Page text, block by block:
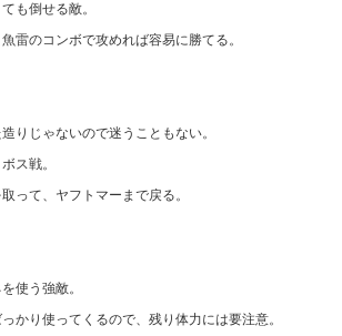
も倒せる敵。
雷のコンボで攻めれば容易に勝てる。
りじゃないので迷うこともない。
ス戦。
って、ヤフトマーまで戻る。
使う強敵。
かり使ってくるので、残り体力には要注意。